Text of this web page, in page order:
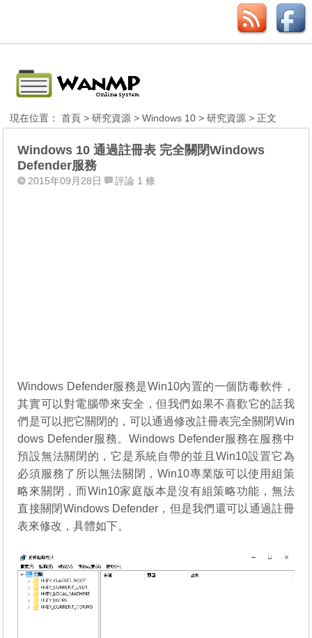
現在位置：首頁 >研究資源 >Windows 10 >研究資源 > 正文
Windows 10 通過註冊表 完全關閉Windows
Defender服務
2015年09月28日 評論 1 條
Windows Defender服務是Win10內置的一個防毒軟件，
其實可以對電腦帶來安全，但我們如果不喜歡它的話我
們是可以把它關閉的，可以通過修改註冊表完全關閉Win
dows Defender服務。Windows Defender服務在服務中
預設無法關閉的，它是系統自帶的並且Win10設置它為
必須服務了所以無法關閉，Win10專業版可以使用組策
略來關閉，而Win10家庭版本是沒有組策略功能，無法
直接關閉Windows Defender，但是我們還可以通過註冊
表來修改，具體如下。